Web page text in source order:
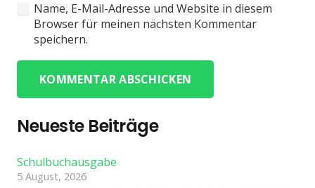
Name, E-Mail-Adresse und Website in diesem
Browser für meinen nächsten Kommentar
speichern.
KOMMENTAR ABSCHICKEN
Neueste Beiträge
Schulbuchausgabe
5 August, 2026